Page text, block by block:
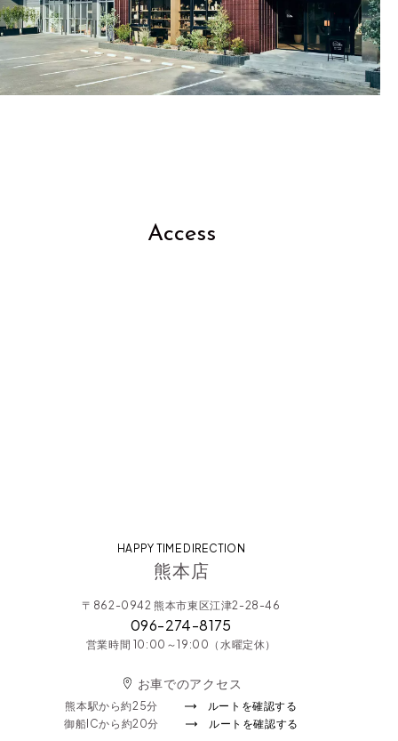
Access
HAPPY TIME DIRECTION
熊本店
〒862-0942 熊本市東区江津2-28-46
096-274-8175
営業時間 10:00～19:00（水曜定休）
お車でのアクセス
熊本駅から約25分
ルートを確認する
御船ICから約20分
ルートを確認する